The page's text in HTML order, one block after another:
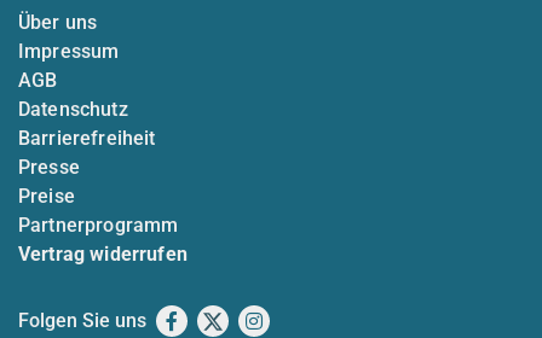
Über uns
Impressum
AGB
Datenschutz
Barrierefreiheit
Presse
Preise
Partnerprogramm
Vertrag widerrufen
Folgen Sie uns Facebook
X Instagram